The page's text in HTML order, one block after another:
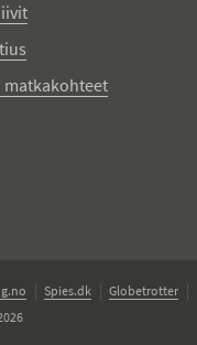
matkakohteet
Spies.dk
Globetrotter